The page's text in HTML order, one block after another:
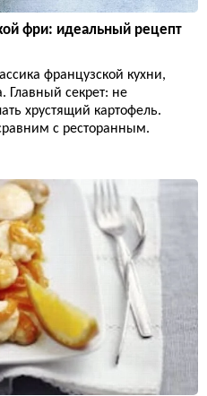
фри: идеальный рецепт
французской кухни,
Главный секрет: не
хрустящий картофель.
с ресторанным.